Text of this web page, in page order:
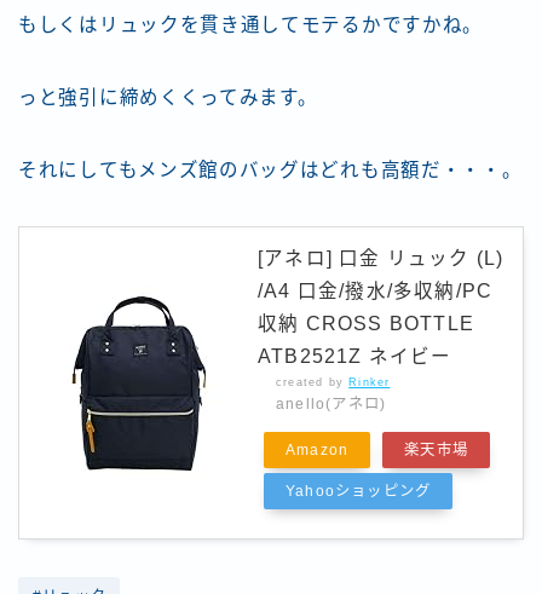
もしくはリュックを貫き通してモテるかですかね。
っと強引に締めくくってみます。
それにしてもメンズ館のバッグはどれも高額だ・・・。
[アネロ] 口金 リュック (L)
/A4 口金/撥水/多収納/PC
収納 CROSS BOTTLE
ATB2521Z ネイビー
created by Rinker
anello(アネロ)
Amazon 楽天市場
Yahooショッピング